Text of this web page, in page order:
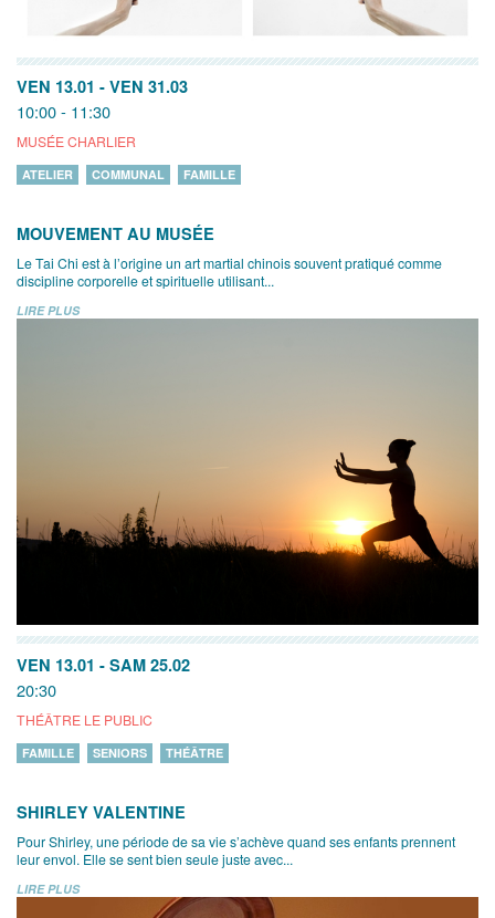
VEN 13.01 - VEN 31.03
10:00 - 11:30
MUSÉE CHARLIER
ATELIER COMMUNAL FAMILLE
MOUVEMENT AU MUSÉE
Le Tai Chi est à l’origine un art martial chinois souvent pratiqué comme
discipline corporelle et spirituelle utilisant...
LIRE PLUS
VEN 13.01 - SAM 25.02
20:30
THÉÂTRE LE PUBLIC
FAMILLE SENIORS THÉÂTRE
SHIRLEY VALENTINE
Pour Shirley, une période de sa vie s’achève quand ses enfants prennent
leur envol. Elle se sent bien seule juste avec...
LIRE PLUS